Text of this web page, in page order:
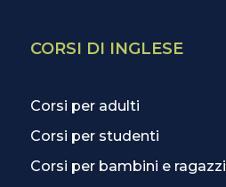
CORSI DI INGLESE
Corsi per adulti
Corsi per studenti
Corsi per bambini e ragazzi